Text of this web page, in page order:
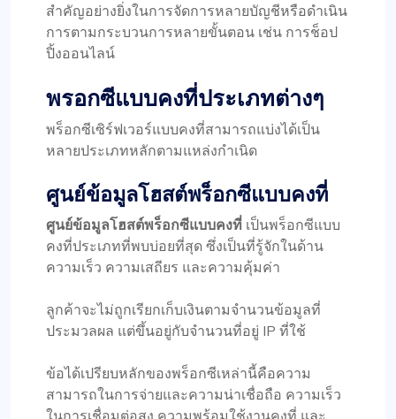
สำคัญอย่างยิ่งในการจัดการหลายบัญชีหรือดำเนิน
การตามกระบวนการหลายขั้นตอน เช่น การช็อป
ปิ้งออนไลน์
พรอกซีแบบคงที่ประเภทต่างๆ
พร็อกซีเซิร์ฟเวอร์แบบคงที่สามารถแบ่งได้เป็น
หลายประเภทหลักตามแหล่งกำเนิด
ศูนย์ข้อมูลโฮสต์พร็อกซีแบบคงที่
ศูนย์ข้อมูลโฮสต์พร็อกซีแบบคงที่ เป็นพร็อกซีแบบ
คงที่ประเภทที่พบบ่อยที่สุด ซึ่งเป็นที่รู้จักในด้าน
ความเร็ว ความเสถียร และความคุ้มค่า
ลูกค้าจะไม่ถูกเรียกเก็บเงินตามจำนวนข้อมูลที่
ประมวลผล แต่ขึ้นอยู่กับจำนวนที่อยู่ IP ที่ใช้
ข้อได้เปรียบหลักของพร็อกซีเหล่านี้คือความ
สามารถในการจ่ายและความน่าเชื่อถือ ความเร็ว
ในการเชื่อมต่อสูง ความพร้อมใช้งานคงที่ และ